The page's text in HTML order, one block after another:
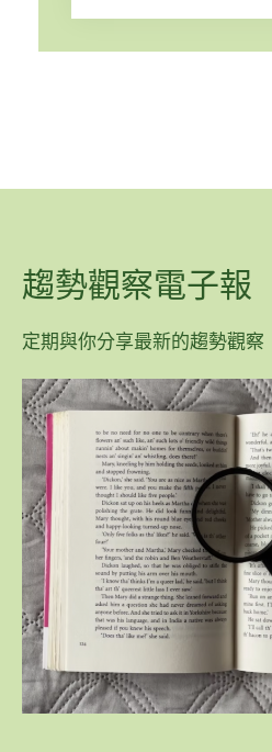
趨勢觀察電子報
定期與你分享最新的趨勢觀察